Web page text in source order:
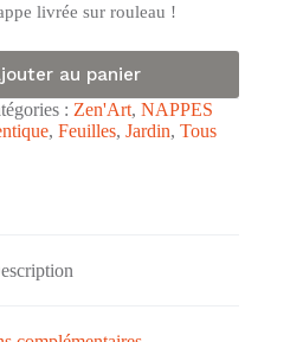
livrée sur rouleau !
au panier
: Zen'Art, NAPPES
, Feuilles, Jardin, Tous